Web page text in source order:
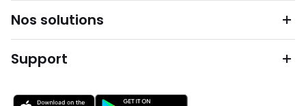
Nos solutions
Support